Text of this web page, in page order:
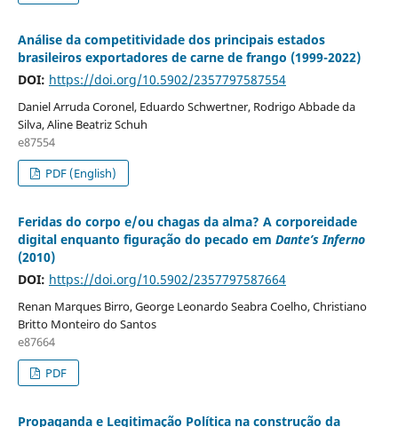
Análise da competitividade dos principais estados
brasileiros exportadores de carne de frango (1999-2022)
DOI: https://doi.org/10.5902/2357797587554
Daniel Arruda Coronel, Eduardo Schwertner, Rodrigo Abbade da
Silva, Aline Beatriz Schuh
e87554
PDF (English)
Feridas do corpo e/ou chagas da alma? A corporeidade
digital enquanto figuração do pecado em Dante’s Inferno
(2010)
DOI: https://doi.org/10.5902/2357797587664
Renan Marques Birro, George Leonardo Seabra Coelho, Christiano
Britto Monteiro do Santos
e87664
PDF
Propaganda e Legitimação Política na construção da